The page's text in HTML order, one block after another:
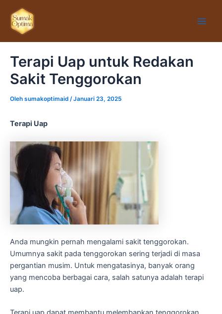
konten
Terapi Uap untuk Redakan
Sakit Tenggorokan
Oleh sumakoptimaid /Januari 23, 2025
Terapi Uap
Anda mungkin pernah mengalami sakit tenggorokan.
Umumnya sakit pada tenggorokan sering terjadi di masa
pergantian musim. Untuk mengatasinya, banyak orang
yang mencoba berbagai cara, salah satunya adalah terapi
uap.